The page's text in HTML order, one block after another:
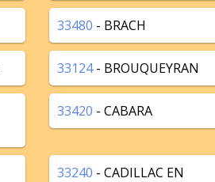
33480 - BRACH
33124- BROUQUEYRAN
33420 - CABARA
33240 - CADILLAC EN